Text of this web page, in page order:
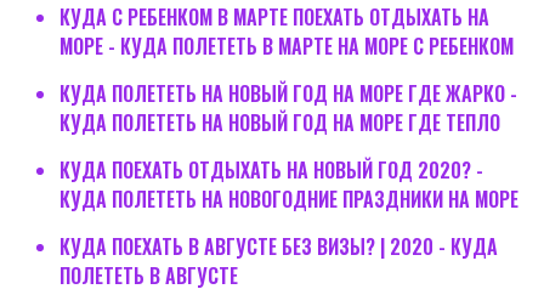
КУДА С РЕБЕНКОМ В МАРТЕ ПОЕХАТЬ ОТДЫХАТЬ НА
МОРЕ - КУДА ПОЛЕТЕТЬ В МАРТЕ НА МОРЕ С РЕБЕНКОМ
КУДА ПОЛЕТЕТЬ НА НОВЫЙ ГОД НА МОРЕ ГДЕ ЖАРКО -
КУДА ПОЛЕТЕТЬ НА НОВЫЙ ГОД НА МОРЕ ГДЕ ТЕПЛО
КУДА ПОЕХАТЬ ОТДЫХАТЬ НА НОВЫЙ ГОД 2020? -
КУДА ПОЛЕТЕТЬ НА НОВОГОДНИЕ ПРАЗДНИКИ НА МОРЕ
КУДА ПОЕХАТЬ В АВГУСТЕ БЕЗ ВИЗЫ? | 2020 - КУДА
ПОЛЕТЕТЬ В АВГУСТЕ